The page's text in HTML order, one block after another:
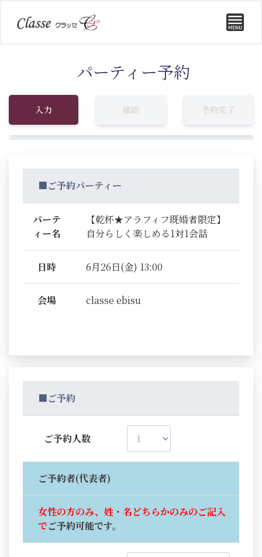
パーティー予約
入力 確認 予約完了
■ご予約パーティー
パーテ
ィー名
【乾杯★アラフィフ既婚者限定】
自分らしく楽しめる1対1会話
日時 6月26日(金) 13:00
会場 classe ebisu
■ご予約
ご予約人数
ご予約者(代表者)
女性の方のみ、姓・名どちらかのみのご記入
でご予約可能です。